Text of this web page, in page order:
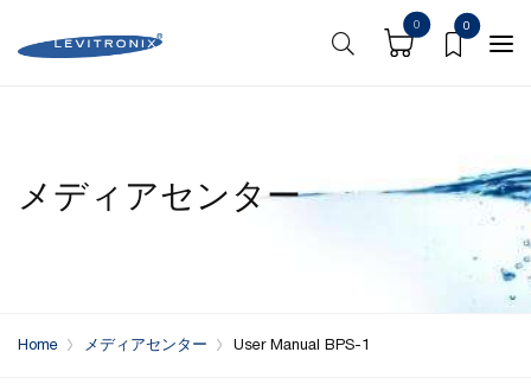
0 0
メディアセンター
Home メディアセンター User Manual BPS-1